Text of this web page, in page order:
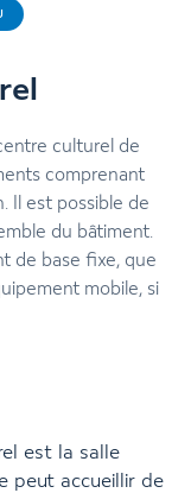
culturel de
comprenant
Il est possible de
du bâtiment.
de base fixe, que
mobile, si
est la salle
peut accueillir de